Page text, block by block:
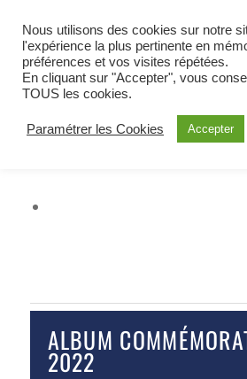
BIENVENUE À OETING
COMMUNE DE MOSELLE EST
ALERTE
ALBUM
2022
Nous utilisons des cookies sur notre
l'expérience la plus pertinente en
préférences et vos visites répétées.
En cliquant sur "Accepter", vous
TOUS les cookies.
Paramétrer les Cookies Accepter